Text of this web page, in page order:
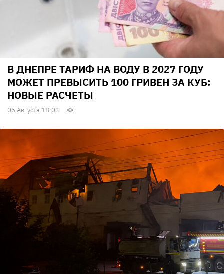
В ДНЕПРЕ ТАРИФ НА ВОДУ В 2027 ГОДУ
МОЖЕТ ПРЕВЫСИТЬ 100 ГРИВЕН ЗА КУБ:
НОВЫЕ РАСЧЕТЫ
06 Августа 18:03